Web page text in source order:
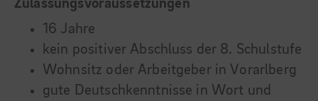
Zulassungsvoraussetzungen
16 Jahre
kein positiver Abschluss der 8. Schulstufe
Wohnsitz oder Arbeitgeber in Vorarlberg
gute Deutschkenntnisse in Wort und